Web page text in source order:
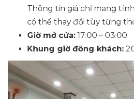
Thông tin giá chỉ mang
có thể thay đổi tùy từng
Giờ mở cửa: 17:00 – 03:00.
Khung giờ đông khách: